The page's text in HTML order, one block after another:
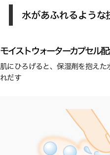
水があふれるような
モイストウォーターカプセル配
肌にひろげると、保湿剤を抱え
れだす